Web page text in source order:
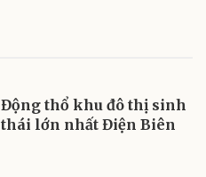
Động thổ khu đô thị sinh
thái lớn nhất Điện Biên